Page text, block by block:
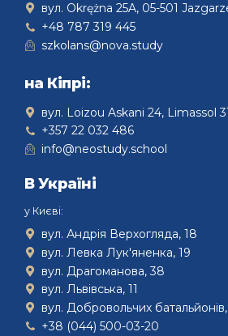
вул. Okrężna 25A, 05-501
+48 787 319 445
szkolans@nova.study
на Кіпрі:
вул. Loizou Askani 24, Limassol
+357 22 032 486
info@neostudy.school
В Україні
у Києві:
вул. Андрія Верхогляда, 18
вул. Левка Лук'яненка, 19
вул. Драгоманова, 38
вул. Львівська, 11
вул. Добровольчих
+38 (044) 500-03-20